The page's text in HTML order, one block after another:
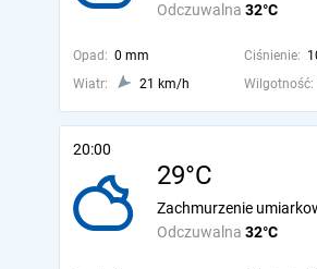
Odczuwalna 32°C
Opad: 0 mm Ciśnienie:
Wiatr:
21 km/h Wilgotność:
20:00
29°C
Odczuwalna 32°C
Zachmurzenie